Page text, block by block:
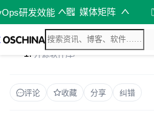
研发效能 媒体矩阵
开源软件库/
评论 收藏 分享 纠错